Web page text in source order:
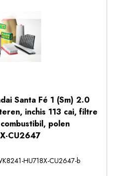
Santa Fé 1 (Sm) 2.0
inchis 113 cai, filtre
polen
CU2647
HU718X-CU2647-b